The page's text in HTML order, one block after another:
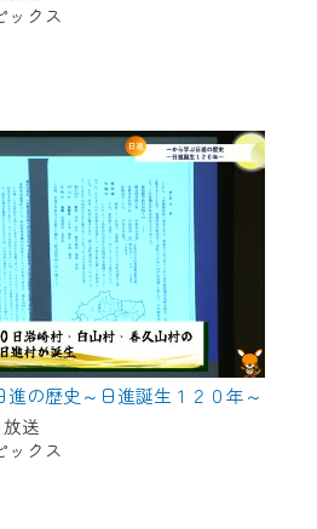
ックス
進の歴史～日進誕生１２０年～
送
ックス